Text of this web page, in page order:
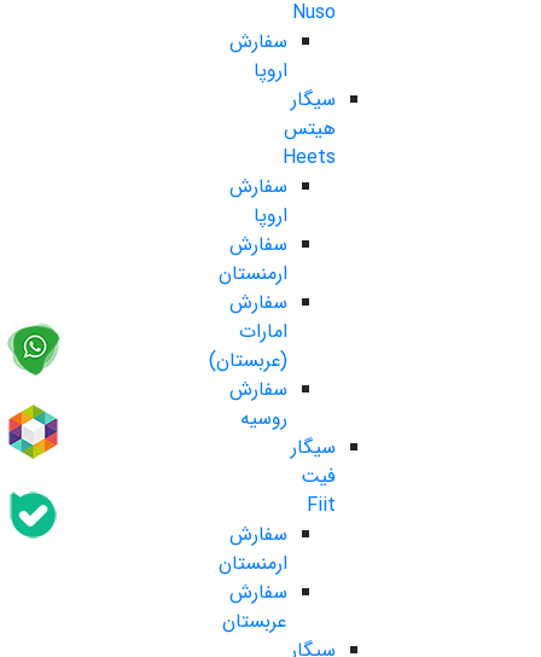
Nuso
سفارش
اروپا
سیگار
هیتس
Heets
سفارش
اروپا
سفارش
ارمنستان
سفارش
امارات
(عربستان)
سفارش
روسیه
سیگار
فیت
Fiit
سفارش
ارمنستان
سفارش
عربستان
سیگار